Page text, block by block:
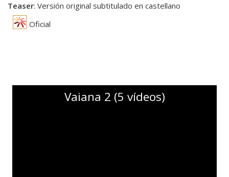
Teaser: Versión original subtitulado en castellano
Oficial
Vaiana 2 (5 vídeos)